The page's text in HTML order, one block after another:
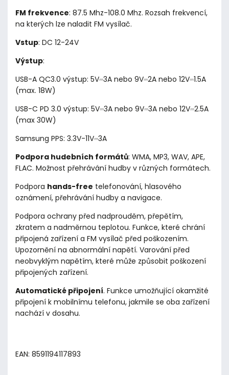
FM frekvence: 87.5 Mhz-108.0 Mhz. Rozsah frekvencí,
na kterých lze naladit FM vysílač.
Vstup: DC 12-24V
Výstup:
USB-A QC3.0 výstup: 5V⎓3A nebo 9V⎓2A nebo 12V⎓1.5A
(max. 18W)
USB-C PD 3.0 výstup: 5V⎓3A nebo 9V⎓3A nebo 12V⎓2.5A
(max 30W)
Samsung PPS: 3.3V-11V⎓3A
Podpora hudebních formátů: WMA, MP3, WAV, APE,
FLAC. Možnost přehrávání hudby v různých formátech.
Podpora hands-free telefonování, hlasového
oznámení, přehrávání hudby a navigace.
Podpora ochrany před nadprouděm, přepětím,
zkratem a nadměrnou teplotou. Funkce, které chrání
připojená zařízení a FM vysílač před poškozením.
Upozornění na abnormální napětí. Varování před
neobvyklým napětím, které může způsobit poškození
připojených zařízení.
Automatické připojení. Funkce umožňující okamžité
připojení k mobilnímu telefonu, jakmile se oba zařízení
nachází v dosahu.
EAN: 8591194117893